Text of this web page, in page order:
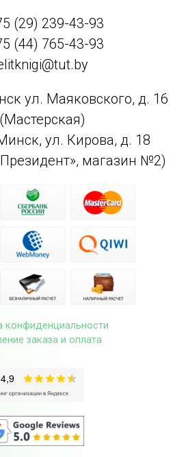
(29) 239-43-93
(44) 765-43-93
ул. Маяковского, д. 16
(Мастерская)
ул. Кирова, д. 18
магазин №2)
конфиденциальности
заказа и оплата